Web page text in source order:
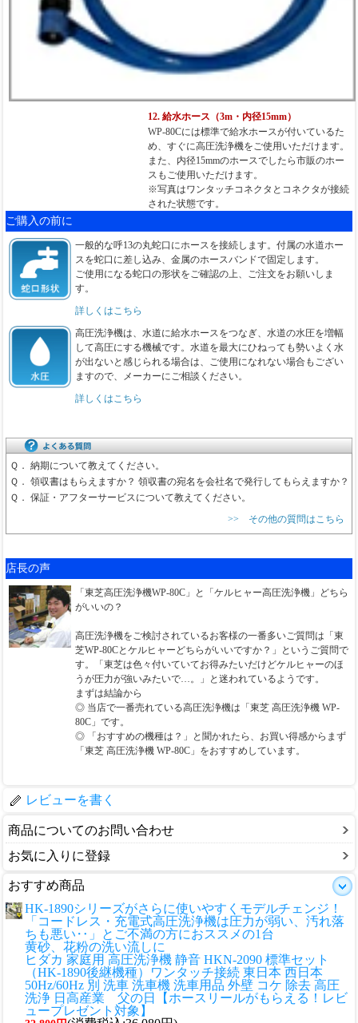
12. 給水ホース（3m・内径15mm）
WP-80Cには標準で給水ホースが付いているた
め、すぐに高圧洗浄機をご使用いただけます。
また、内径15mmのホースでしたら市販のホー
スもご使用いただけます。
※写真はワンタッチコネクタとコネクタが接続
された状態です。
ご購入の前に
一般的な呼13の丸蛇口にホースを接続します。付属の水道ホー
スを蛇口に差し込み、金属のホースバンドで固定します。
ご使用になる蛇口の形状をご確認の上、ご注文をお願いしま
す。
詳しくはこちら
高圧洗浄機は、水道に給水ホースをつなぎ、水道の水圧を増幅
して高圧にする機械です。水道を最大にひねっても勢いよく水
が出ないと感じられる場合は、ご使用になれない場合もござい
ますので、メーカーにご相談ください。
詳しくはこちら
Ｑ． 納期について教えてください。
Ｑ． 領収書はもらえますか？ 領収書の宛名を会社名で発行してもらえますか？
Ｑ． 保証・アフターサービスについて教えてください。
>> その他の質問はこちら
店長の声
「東芝高圧洗浄機WP-80C」と「ケルヒャー高圧洗浄機」どちら
がいいの？
高圧洗浄機をご検討されているお客様の一番多いご質問は「東
芝WP-80Cとケルヒャーどちらがいいですか？」というご質問で
す。「東芝は色々付いていてお得みたいだけどケルヒャーのほ
うが圧力が強いみたいで…。」と迷われているようです。
まずは結論から
◎ 当店で一番売れている高圧洗浄機は「東芝 高圧洗浄機 WP-
80C」です。
◎ 「おすすめの機種は？」と聞かれたら、お買い得感からまず
「東芝 高圧洗浄機 WP-80C」をおすすめしています。
レビューを書く
商品についてのお問い合わせ
お気に入りに登録
おすすめ商品
HK-1890シリーズがさらに使いやすくモデルチェンジ！
「コードレス・充電式高圧洗浄機は圧力が弱い、汚れ落
ちも悪い‥」とご不満の方におススメの1台
黄砂、花粉の洗い流しに
ヒダカ 家庭用 高圧洗浄機 静音 HKN-2090 標準セット
（HK-1890後継機種）ワンタッチ接続 東日本 西日本
50Hz/60Hz 別 洗車 洗車機 洗車用品 外壁 コケ 除去 高圧
洗浄 日高産業 父の日【ホースリールがもらえる！レビ
ュープレゼント対象】